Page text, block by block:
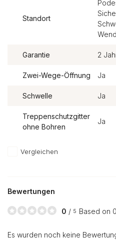
Standort
Garantie 2
Zwei-Wege-Öffnung Ja
Schwelle Ja
Treppenschutzgitter
ohne Bohren
Ja
Vergleichen
Bewertungen
0 / 5 Based on
Es wurden noch keine